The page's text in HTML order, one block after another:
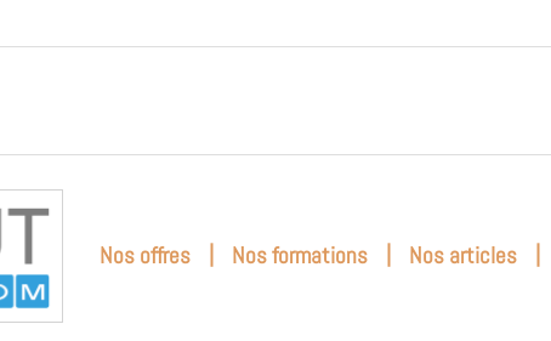
Nos offres | Nos formations | Nos articles |